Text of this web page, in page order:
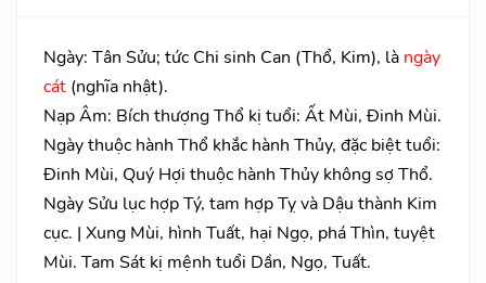
Ngày: Tân Sửu; tức Chi sinh Can (Thổ, Kim), là ngày
cát (nghĩa nhật).
Nạp Âm: Bích thượng Thổ kị tuổi: Ất Mùi, Đinh Mùi.
Ngày thuộc hành Thổ khắc hành Thủy, đặc biệt tuổi:
Đinh Mùi, Quý Hợi thuộc hành Thủy không sợ Thổ.
Ngày Sửu lục hợp Tý, tam hợp Tỵ và Dậu thành Kim
cục. | Xung Mùi, hình Tuất, hại Ngọ, phá Thìn, tuyệt
Mùi. Tam Sát kị mệnh tuổi Dần, Ngọ, Tuất.